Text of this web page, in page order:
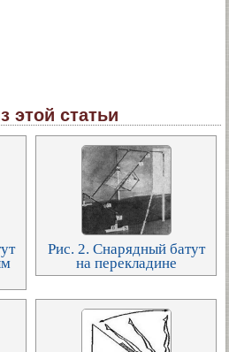
этой статьи
Рис. 2. Снарядный батут
на перекладине